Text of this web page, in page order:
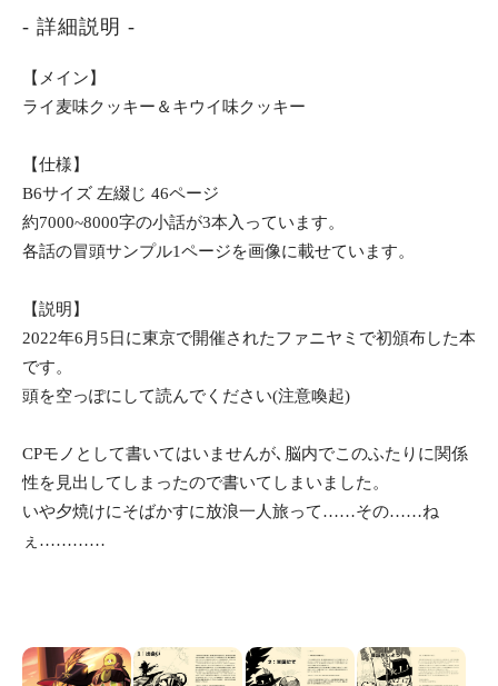
- 詳細説明 -
【メイン】
ライ麦味クッキー＆キウイ味クッキー
【仕様】
B6サイズ 左綴じ 46ページ
約7000~8000字の小話が3本入っています。
各話の冒頭サンプル1ページを画像に載せています。
【説明】
2022年6月5日に東京で開催されたファニヤミで初頒布した本
です。
頭を空っぽにして読んでください(注意喚起)
CPモノとして書いてはいませんが､脳内でこのふたりに関係
性を見出してしまったので書いてしまいました。
いや夕焼けにそばかすに放浪一人旅って……その……ね
ぇ…………